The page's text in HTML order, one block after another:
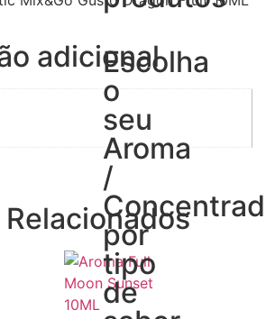
Escolha
o
seu
Aroma
/
por
tipo
de
adicional